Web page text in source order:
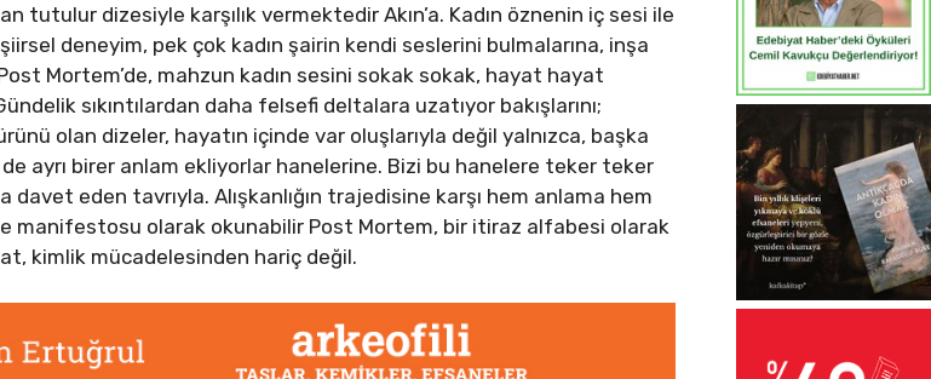
tutulur dizesiyle karşılık vermektedir Akın’a. Kadın öznenin iç sesi ile
deneyim, pek çok kadın şairin kendi seslerini bulmalarına, inşa
Mortem’de, mahzun kadın sesini sokak sokak, hayat hayat
sıkıntılardan daha felsefi deltalara uzatıyor bakışlarını;
olan dizeler, hayatın içinde var oluşlarıyla değil yalnızca, başka
ayrı birer anlam ekliyorlar hanelerine. Bizi bu hanelere teker teker
eden tavrıyla. Alışkanlığın trajedisine karşı hem anlama hem
manifestosu olarak okunabilir Post Mortem, bir itiraz alfabesi olarak
kimlik mücadelesinden hariç değil.